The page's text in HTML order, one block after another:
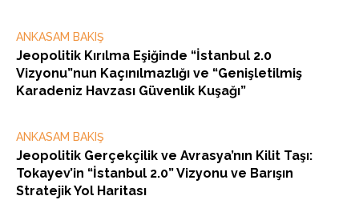
ANKASAM BAKIŞ
Jeopolitik Kırılma Eşiğinde “İstanbul 2.0
Vizyonu”nun Kaçınılmazlığı ve “Genişletilmiş
Karadeniz Havzası Güvenlik Kuşağı”
ANKASAM BAKIŞ
Jeopolitik Gerçekçilik ve Avrasya’nın Kilit Taşı:
Tokayev’in “İstanbul 2.0” Vizyonu ve Barışın
Stratejik Yol Haritası